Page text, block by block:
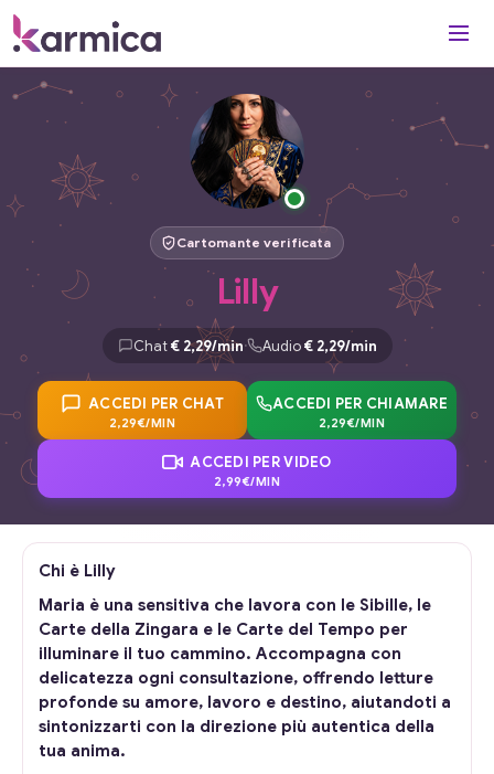
Cartomante verificata
Lilly
Chat€ 2,29/min· Audio€ 2,29/min
ACCEDI PER CHAT ACCEDI PER CHIAMARE
ACCEDI PER VIDEO
Chi è Lilly
Maria è una sensitiva che lavora con le Sibille, le
Carte della Zingara e le Carte del Tempo per
illuminare il tuo cammino. Accompagna con
delicatezza ogni consultazione, offrendo letture
profonde su amore, lavoro e destino, aiutandoti a
sintonizzarti con la direzione più autentica della
tua anima.